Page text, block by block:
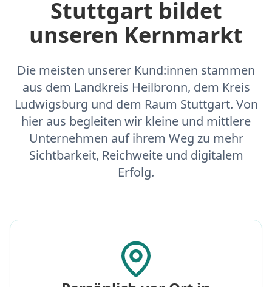
Stuttgart bildet
unseren Kernmarkt
Die meisten unserer Kund:innen stammen
aus dem Landkreis Heilbronn, dem Kreis
Ludwigsburg und dem Raum Stuttgart. Von
hier aus begleiten wir kleine und mittlere
Unternehmen auf ihrem Weg zu mehr
Sichtbarkeit, Reichweite und digitalem
Erfolg.